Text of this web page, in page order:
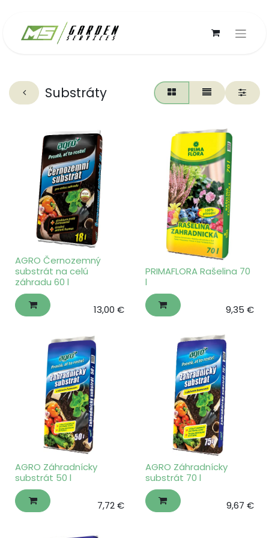
Substráty
AGRO Černozemný
substrát na celú
záhradu 60 l
13,00 €
PRIMAFLORA Rašelina 70
l
9,35 €
AGRO Záhradnícky
substrát 50 l
7,72€
AGRO Záhradnícky
substrát 70 l
9,67 €